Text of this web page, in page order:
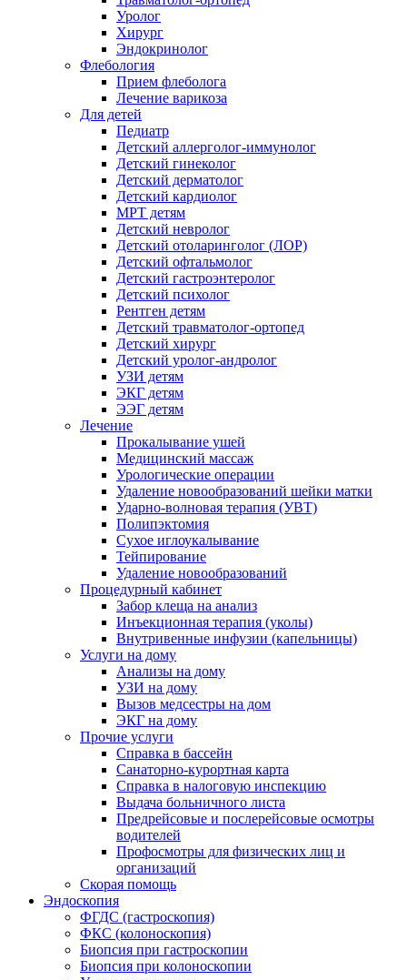
Уролог
Хирург
Эндокринолог
Флебология
Прием флеболога
Лечение варикоза
Для детей
Педиатр
Детский аллерголог-иммунолог
Детский гинеколог
Детский дерматолог
Детский кардиолог
МРТ детям
Детский невролог
Детский отоларинголог (ЛОР)
Детский офтальмолог
Детский гастроэнтеролог
Детский психолог
Рентген детям
Детский травматолог-ортопед
Детский хирург
Детский уролог-андролог
УЗИ детям
ЭКГ детям
ЭЭГ детям
Лечение
Прокалывание ушей
Медицинский массаж
Урологические операции
Удаление новообразований шейки матки
Ударно-волновая терапия (УВТ)
Полипэктомия
Сухое иглоукалывание
Тейпирование
Удаление новообразований
Процедурный кабинет
Забор клеща на анализ
Инъекционная терапия (уколы)
Внутривенные инфузии (капельницы)
Услуги на дому
Анализы на дому
УЗИ на дому
Вызов медсестры на дом
ЭКГ на дому
Прочие услуги
Справка в бассейн
Санаторно-курортная карта
Справка в налоговую инспекцию
Выдача больничного листа
Предрейсовые и послерейсовые осмотры
водителей
Профосмотры для физических лиц и
организаций
Скорая помощь
Эндоскопия
ФГДС (гастроскопия)
ФКС (колоноскопия)
Биопсия при гастроскопии
Биопсия при колоноскопии